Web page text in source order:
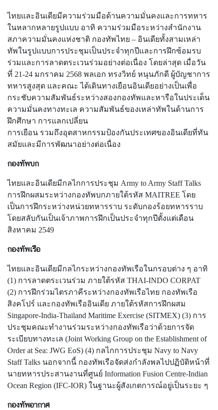
ร
ม
บ
ริ
ก
า
ร
ป
ร
ะ
ช
า
น
ค
ว
ม
ม
พั
น
ธ์
ไ
ท
ย
-
อิ
น
เ
ดี
ไทยและอินเดียมีความร่วมมือด้านความมั่นคงและการทหาร
ในหลากหลายรูปแบบ อาทิ ความร่วมมือระหว่างสำนักงาน
สภาความมั่นคงแห่งชาติ กองทัพไทย – อินเดียทั้งสามเหล่า
ทัพในรูปแบบการประชุมเป็นประจำทุกปีและการฝึกซ้อมรบ
ร่วมและการลาดตระเวนร่วมอย่างต่อเนื่อง โดยล่าสุด เมื่อวัน
ที่ 21-24 มกราคม 2568 พลเอก ทรงวิทย์ หนุนภักดี ผู้บัญชาการ
ทหารสูงสุด และคณะ ได้เดินทางเยือนอินเดียอย่างเป็นเพื่อ
กระชับความสัมพันธ์ระหว่างสองกองทัพและหารือในประเด็น
ความมั่นคงทางทะเล ความสัมพันธ์ของเหล่าทัพในด้านการ
ฝึกศึกษา การแลกเปลี่ยน
การเยือน รวมถึงอุตสาหกรรมป้องกันประเทศของอินเดียที่ทัน
สมัยและมีการพัฒนาอย่างต่อเนื่อง
กองทัพบก
ไทยและอินเดียมีกลไกการประชุม Army to Army Staff Talks
การฝึกผสมระหว่างกองทัพบกภายใต้รหัส MAITREE โดย
เป็นการฝึกระหว่างหน่วยทหารราบ ระดับกองร้อยทหารราบ
โดยสลับกันเป็นเจ้าภาพการฝึกเป็นประจำทุกปีตั้งแต่เดือน
สิงหาคม 2549
กองทัพเรือ
ไทยและอินเดียมีกลไกระหว่างกองทัพเรือในกรอบต่าง ๆ อาทิ
(1) การลาดตระเวนร่วม ภายใต้รหัส THAI-INDO CORPAT
(2) การฝึกร่วมไตรภาคีระหว่างกองทัพเรือไทย กองทัพเรือ
สิงคโปร์ และกองทัพเรืออินเดีย ภายใต้รหัสการฝึกผสม
Singapore-India-Thailand Maritime Exercise (SITMEX) (3) การ
ประชุมคณะทำงานร่วมระหว่างกองทัพเรือว่าด้วยการจัด
ระเบียบทางทะเล (Joint Working Group on the Establishment of
Order at Sea: JWG EoS) (4) กลไกการประชุม Navy to Navy
Staff Talks นอกจากนี้ กองทัพเรือจัดส่งกำลังพลไปปฏิบัติหน้าที่
นายทหารประสานงานที่ศูนย์ Information Fusion Centre-Indian
Ocean Region (IFC-IOR) ในฐานะผู้สังเกตการณ์อยู่เป็นระยะ ๆ
กองทัพอากาศ